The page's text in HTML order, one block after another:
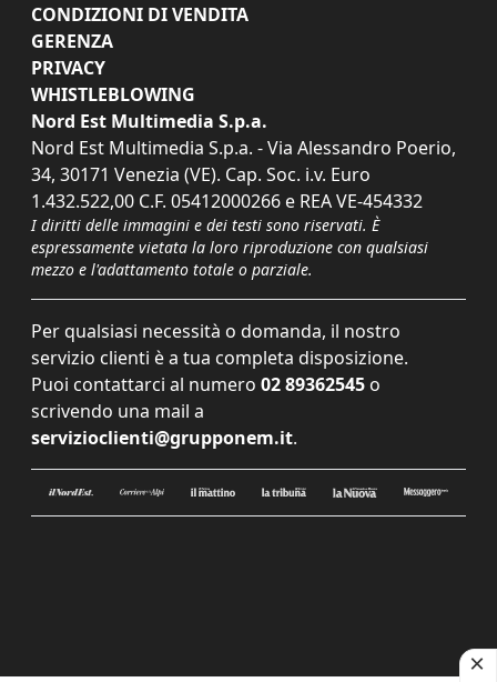
CONDIZIONI DI VENDITA
GERENZA
PRIVACY
WHISTLEBLOWING
Nord Est Multimedia S.p.a.
Nord Est Multimedia S.p.a. - Via Alessandro Poerio,
34, 30171 Venezia (VE). Cap. Soc. i.v. Euro
1.432.522,00 C.F. 05412000266 e REA VE-454332
I diritti delle immagini e dei testi sono riservati. È
espressamente vietata la loro riproduzione con qualsiasi
mezzo e l'adattamento totale o parziale.
Per qualsiasi necessità o domanda, il nostro
servizio clienti è a tua completa disposizione.
Puoi contattarci al numero 02 89362545 o
scrivendo una mail a
servizioclienti@grupponem.it.